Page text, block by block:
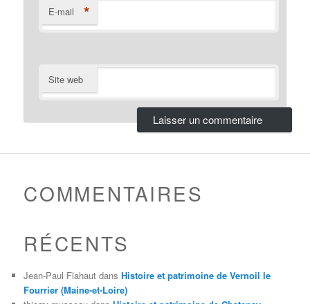
E-mail *
Site web
COMMENTAIRES
RÉCENTS
Jean-Paul Flahaut dansHistoire et patrimoine de Vernoil le
Fourrier (Maine-et-Loire)